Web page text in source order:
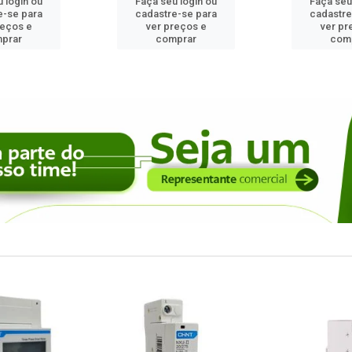
se para
e
cadastre-se para
ver preços e
comprar
ver